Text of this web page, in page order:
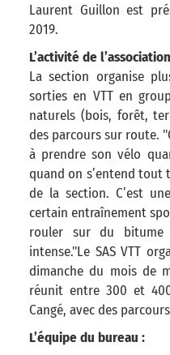
Laurent Guillon est
2019.
L’activité de
La section organise
sorties en VTT en
naturels (bois, forêt,
des parcours sur route.
à prendre son vélo
quand on s’entend tout
de la section. C’est
certain entraînement
rouler sur du bitume
intense."Le SAS VTT
dimanche du mois de
réunit entre 300 et
Cangé, avec des
L’équipe du bureau :